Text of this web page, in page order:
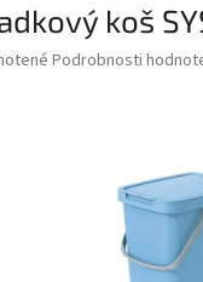
koš
Podrobnosti